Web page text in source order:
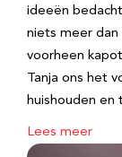
ideeën
niets meer dan
voorheen
Tanja ons het
huishouden
Lees meer